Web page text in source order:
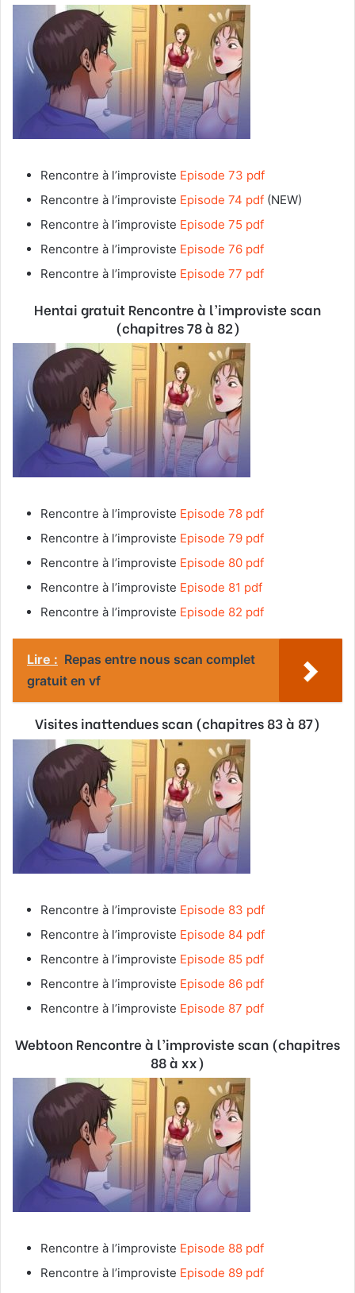
Rencontre à l’improviste Episode 73 pdf
Rencontre à l’improviste Episode 74 pdf (NEW)
Rencontre à l’improviste Episode 75 pdf
Rencontre à l’improviste Episode 76 pdf
Rencontre à l’improviste Episode 77 pdf
Hentai gratuit Rencontre à l’improviste scan
(chapitres 78 à 82)
Rencontre à l’improviste Episode 78 pdf
Rencontre à l’improviste Episode 79 pdf
Rencontre à l’improviste Episode 80 pdf
Rencontre à l’improviste Episode 81 pdf
Rencontre à l’improviste Episode 82 pdf
Lire : Repas entre nous scan complet
gratuit en vf
Visites inattendues scan (chapitres 83 à 87)
Rencontre à l’improviste Episode 83 pdf
Rencontre à l’improviste Episode 84 pdf
Rencontre à l’improviste Episode 85 pdf
Rencontre à l’improviste Episode 86 pdf
Rencontre à l’improviste Episode 87 pdf
Webtoon Rencontre à l’improviste scan (chapitres
88 à xx)
Rencontre à l’improviste Episode 88 pdf
Rencontre à l’improviste Episode 89 pdf